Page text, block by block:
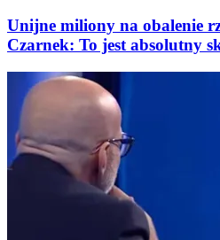
Unijne miliony na obalenie
Czarnek: To jest absolutny